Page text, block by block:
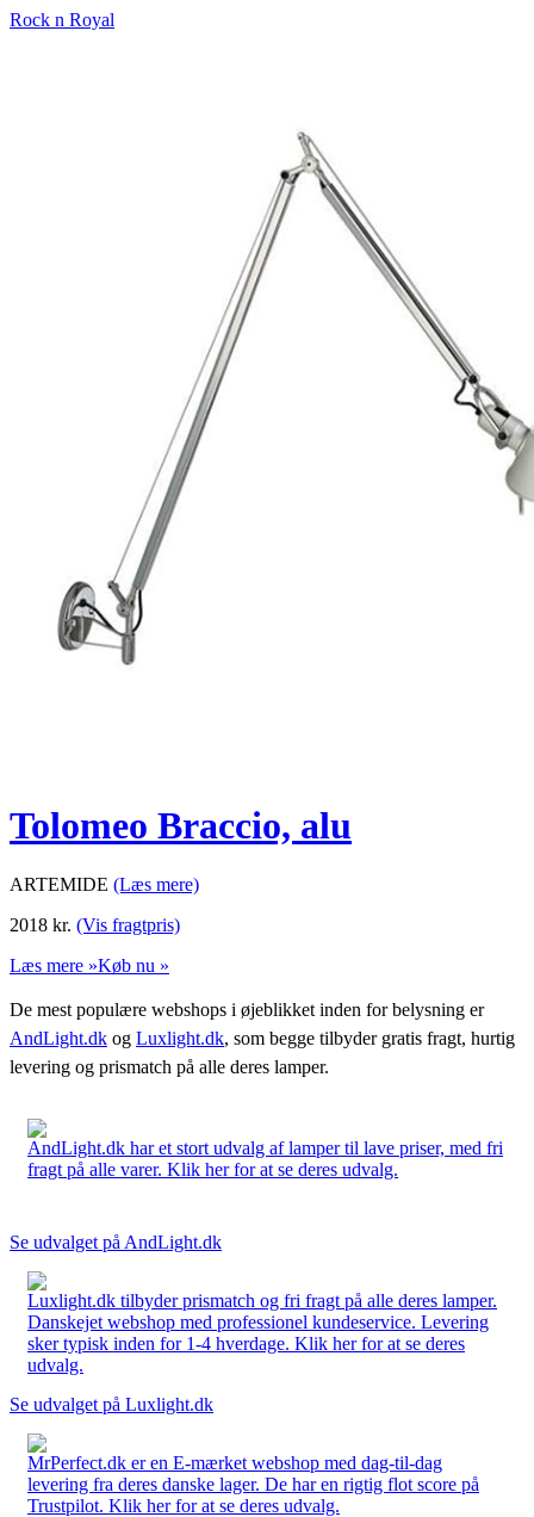
Rock n Royal
Tolomeo Braccio, alu
ARTEMIDE (Læs mere)
2018 kr. (Vis fragtpris)
Læs mere »Køb nu »
De mest populære webshops i øjeblikket inden for belysning er
AndLight.dk og Luxlight.dk, som begge tilbyder gratis fragt, hurtig
levering og prismatch på alle deres lamper.
AndLight.dk har et stort udvalg af lamper til lave priser, med fri
fragt på alle varer. Klik her for at se deres udvalg.
Se udvalget på AndLight.dk
Luxlight.dk tilbyder prismatch og fri fragt på alle deres lamper.
Danskejet webshop med professionel kundeservice. Levering
sker typisk inden for 1-4 hverdage. Klik her for at se deres
udvalg.
Se udvalget på Luxlight.dk
MrPerfect.dk er en E-mærket webshop med dag-til-dag
levering fra deres danske lager. De har en rigtig flot score på
Trustpilot. Klik her for at se deres udvalg.